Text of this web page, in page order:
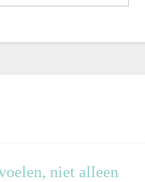
niet alleen